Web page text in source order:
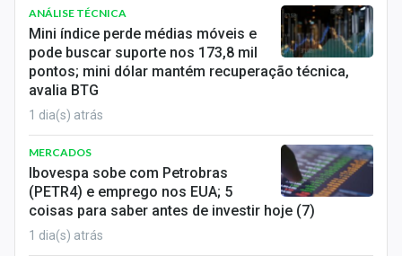
ANÁLISE TÉCNICA
Mini índice perde médias móveis e
pode buscar suporte nos 173,8 mil
pontos; mini dólar mantém recuperação técnica,
avalia BTG
1 dia(s) atrás
MERCADOS
Ibovespa sobe com Petrobras
(PETR4) e emprego nos EUA; 5
coisas para saber antes de investir hoje (7)
1 dia(s) atrás